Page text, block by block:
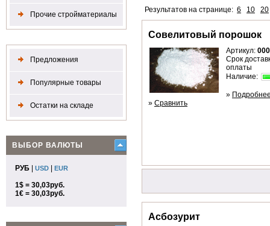
Прочие стройматериалы
Предложения
Популярные товары
Остатки на складе
ВЫБОР ВАЛЮТЫ
РУБ USD EUR
1$ = 30,03руб.
1€ = 30,03руб.
Результатов на странице: 6 10 20
Совелитовый порошок
Артикул:
Срок
оплаты
Наличие:
»
» Сравнить
Асбозурит